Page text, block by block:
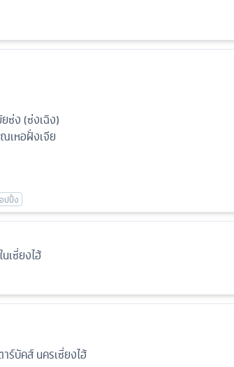
ซ่ง (ซ่งเฉิง)
เหอฝั่งเจีย
เซี่ยงไฮ้
ร์บัคส์ นครเซี่ยงไฮ้